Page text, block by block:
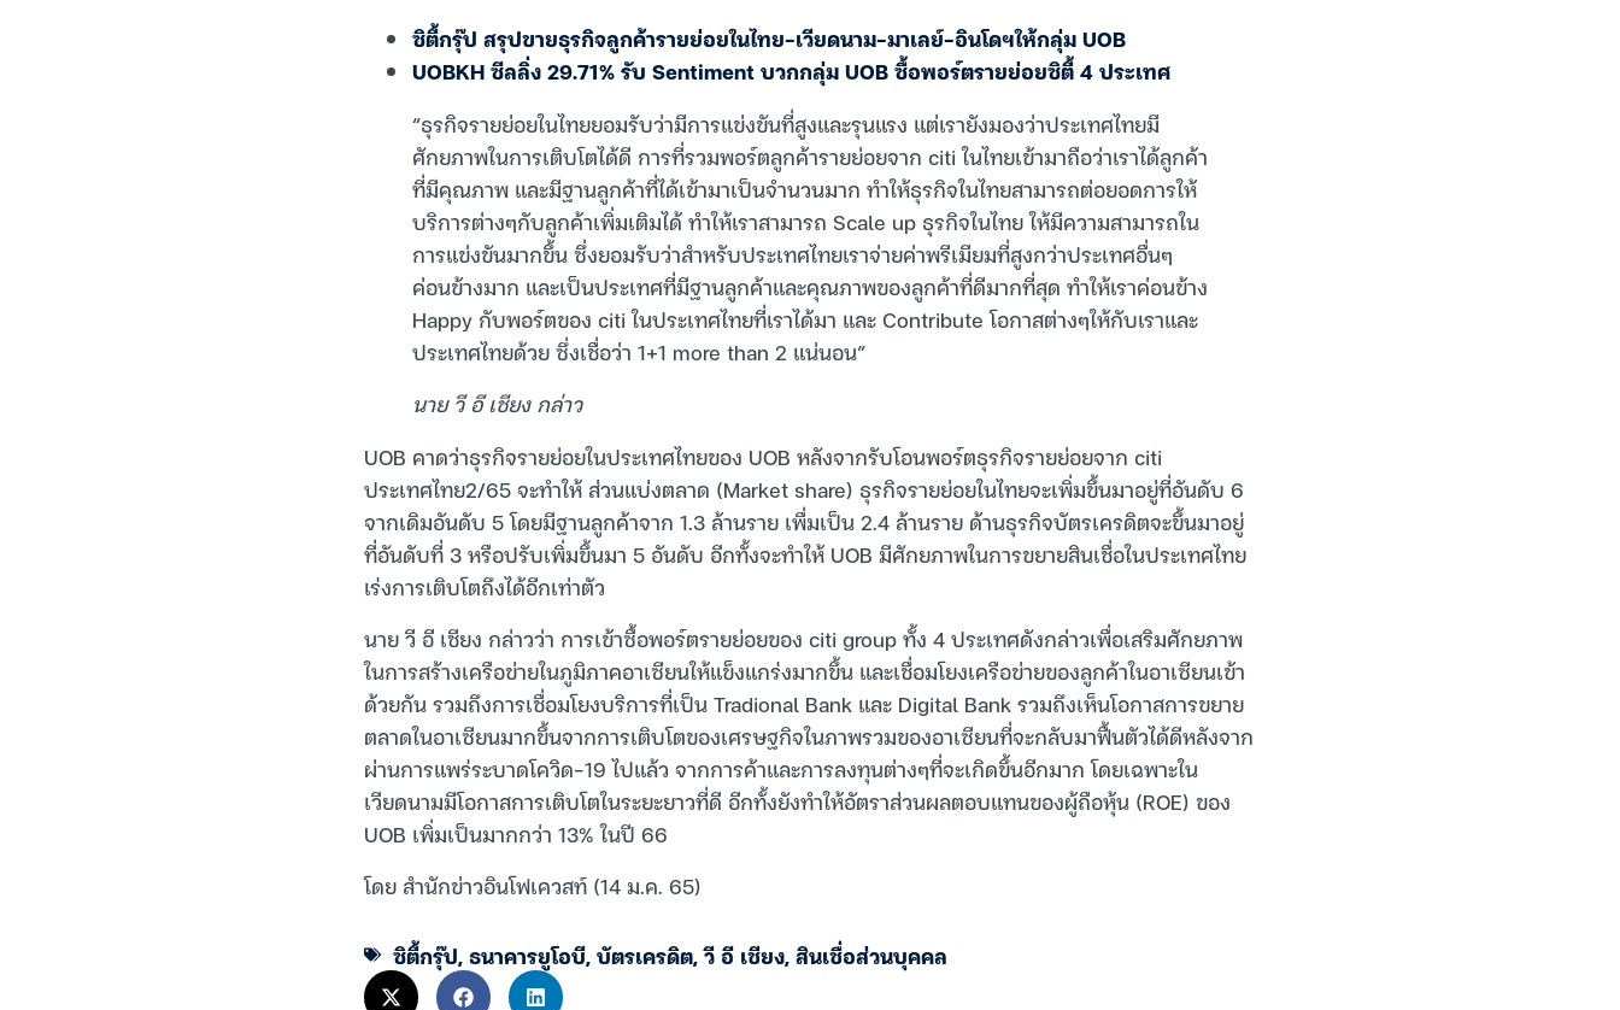
ซิตี้กรุ๊ป สรุปขายธุรกิจลูกค้ารายย่อยในไทย-เวียดนาม-มาเลย์-อินโดฯให้กลุ่ม UOB
UOBKH ซีลลิ่ง 29.71% รับ Sentiment บวกกลุ่ม UOB ซื้อพอร์ตรายย่อยซิตี้ 4 ประเทศ
“ธุรกิจรายย่อยในไทยยอมรับว่ามีการแข่งขันที่สูงและรุนแรง แต่เรายังมองว่าประเทศไทยมี
ศักยภาพในการเติบโตได้ดี การที่รวมพอร์ตลูกค้ารายย่อยจาก citi ในไทยเข้ามาถือว่าเราได้ลูกค้า
ที่มีคุณภาพ และมีฐานลูกค้าที่ได้เข้ามาเป็นจำนวนมาก ทำให้ธุรกิจในไทยสามารถต่อยอดการให้
บริการต่างๆกับลูกค้าเพิ่มเติมได้ ทำให้เราสามารถ Scale up ธุรกิจในไทย ให้มีความสามารถใน
การแข่งขันมากขึ้น ซึ่งยอมรับว่าสำหรับประเทศไทยเราจ่ายค่าพรีเมียมที่สูงกว่าประเทศอื่นๆ
ค่อนข้างมาก และเป็นประเทศที่มีฐานลูกค้าและคุณภาพของลูกค้าที่ดีมากที่สุด ทำให้เราค่อนข้าง
Happy กับพอร์ตของ citi ในประเทศไทยที่เราได้มา และ Contribute โอกาสต่างๆให้กับเราและ
ประเทศไทยด้วย ซึ่งเชื่อว่า 1+1 more than 2 แน่นอน”
นาย วี อี เชียง กล่าว
UOB คาดว่าธุรกิจรายย่อยในประเทศไทยของ UOB หลังจากรับโอนพอร์ตธุรกิจรายย่อยจาก citi
ประเทศไทย2/65 จะทำให้ ส่วนแบ่งตลาด (Market share) ธุรกิจรายย่อยในไทยจะเพิ่มขึ้นมาอยู่ที่อันดับ 6
จากเดิมอันดับ 5 โดยมีฐานลูกค้าจาก 1.3 ล้านราย เพื่มเป็น 2.4 ล้านราย ด้านธุรกิจบัตรเครดิตจะขึ้นมาอยู่
ที่อันดับที่ 3 หรือปรับเพิ่มขึ้นมา 5 อันดับ อีกทั้งจะทำให้ UOB มีศักยภาพในการขยายสินเชื่อในประเทศไทย
เร่งการเติบโตถึงได้อีกเท่าตัว
นาย วี อี เชียง กล่าวว่า การเข้าซื้อพอร์ตรายย่อยของ citi group ทั้ง 4 ประเทศดังกล่าวเพื่อเสริมศักยภาพ
ในการสร้างเครือข่ายในภูมิภาคอาเซียนให้แข็งแกร่งมากขึ้น และเชื่อมโยงเครือข่ายของลูกค้าในอาเซียนเข้า
ด้วยกัน รวมถึงการเชื่อมโยงบริการที่เป็น Tradional Bank และ Digital Bank รวมถึงเห็นโอกาสการขยาย
ตลาดในอาเซียนมากขึ้นจากการเติบโตของเศรษฐกิจในภาพรวมของอาเซียนที่จะกลับมาฟื้นตัวได้ดีหลังจาก
ผ่านการแพร่ระบาดโควิด-19 ไปแล้ว จากการค้าและการลงทุนต่างๆที่จะเกิดขึ้นอีกมาก โดยเฉพาะใน
เวียดนามมีโอกาสการเติบโตในระยะยาวที่ดี อีกทั้งยังทำให้อัตราส่วนผลตอบแทนของผู้ถือหุ้น (ROE) ของ
UOB เพิ่มเป็นมากกว่า 13% ในปี 66
โดย สำนักข่าวอินโฟเควสท์ (14 ม.ค. 65)
ซิตี้กรุ๊ป,ธนาคารยูโอบี,บัตรเครดิต,วี อี เชียง,สินเชื่อส่วนบุคคล